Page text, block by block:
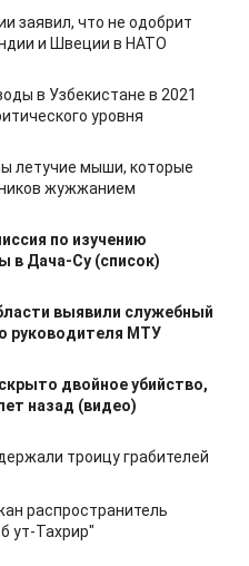
заявил, что не одобрит
и Швеции в НАТО
в Узбекистане в 2021
уровня
летучие мыши, которые
жужжанием
по изучению
в Дача-Су (список)
выявили служебный
руководителя МТУ
двойное убийство,
назад (видео)
троицу грабителей
распространитель
ут-Тахрир"